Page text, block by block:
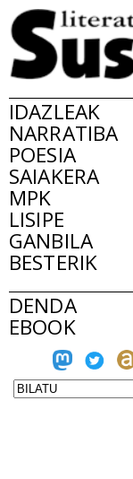
IDAZLEAK
NARRATIBA
POESIA
SAIAKERA
MPK
LISIPE
GANBILA
BESTERIK
DENDA
EBOOK